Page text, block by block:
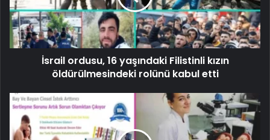
İsrail ordusu, 16 yaşındaki Filistinli kızın
öldürülmesindeki rolünü kabul etti